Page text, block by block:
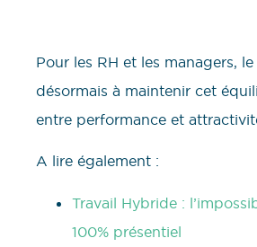
Pour les RH et les managers,
désormais à maintenir cet
entre performance et
A lire également :
Travail Hybride :
100% présentiel